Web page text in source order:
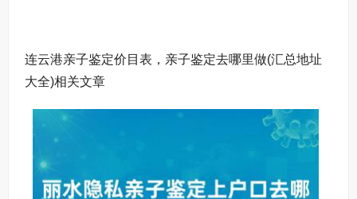
连云港亲子鉴定价目表，亲子鉴定去哪里做(汇总地址
大全)相关文章